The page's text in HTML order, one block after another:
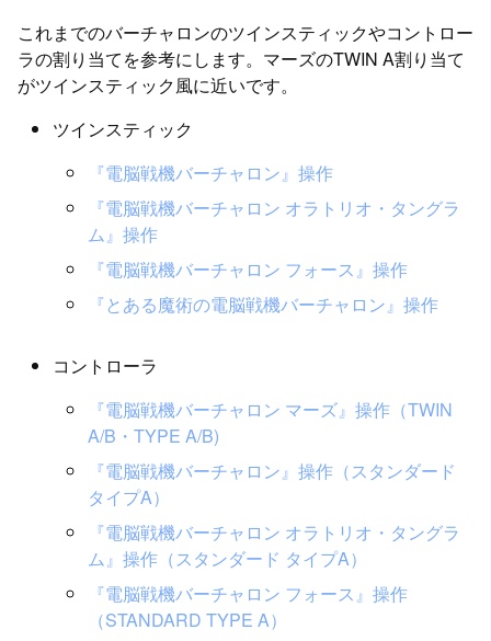
これまでのバーチャロンのツインスティックやコントロー
ラの割り当てを参考にします。マーズのTWIN A割り当て
がツインスティック風に近いです。
ツインスティック
『電脳戦機バーチャロン』操作
『電脳戦機バーチャロン オラトリオ・タングラ
ム』操作
『電脳戦機バーチャロン フォース』操作
『とある魔術の電脳戦機バーチャロン』操作
コントローラ
『電脳戦機バーチャロン マーズ』操作（TWIN
A/B・TYPE A/B)
『電脳戦機バーチャロン』操作（スタンダード
タイプA）
『電脳戦機バーチャロン オラトリオ・タングラ
ム』操作（スタンダード タイプA）
『電脳戦機バーチャロン フォース』操作
（STANDARD TYPE A）